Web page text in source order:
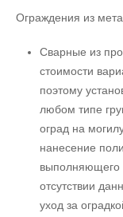
Ограждения из
Сварные из
стоимости
поэтому
любом типе
оград на
нанесение
выполняющего
отсутствии
уход за